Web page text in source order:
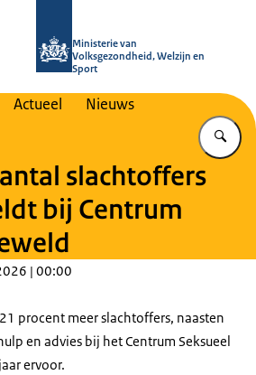
Ministerie van
Volksgezondheid, Welzijn en
Sport
Actueel Nieuws
slachtoffers
bij Centrum
| 00:00
procent meer slachtoffers, naasten
en advies bij het Centrum Seksueel
ervoor.